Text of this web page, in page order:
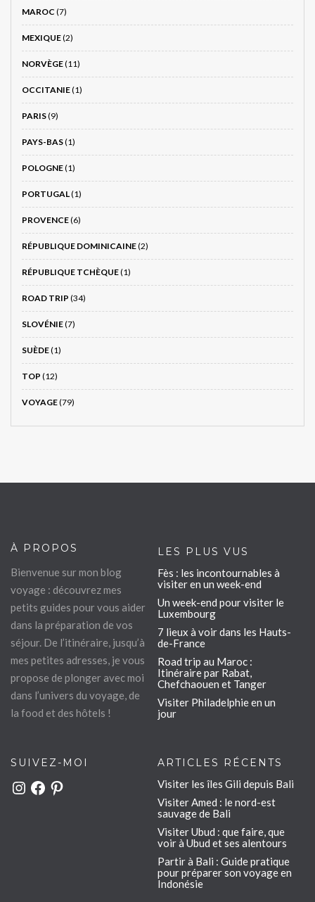
MAROC (7)
MEXIQUE(2)
NORVÈGE(11)
OCCITANIE(1)
PARIS(9)
PAYS-BAS(1)
POLOGNE(1)
PORTUGAL(1)
PROVENCE(6)
RÉPUBLIQUE DOMINICAINE(2)
RÉPUBLIQUE TCHÈQUE(1)
ROAD TRIP (34)
SLOVÉNIE(7)
SUÈDE(1)
TOP (12)
VOYAGE(79)
À PROPOS
Bienvenue sur mon blog
voyage : découvrez mes
petits guides pour vous aider
dans la préparation de vos
séjour. De l’itinéraire, jusqu’à
mes petites adresses, je vous
propose de plonger avec moi
dans l’univers du voyage, de
la food et des hôtels !
LES PLUS VUS
Fès : les incontournables à
visiter en un week-end
Un week-end pour visiter le
Luxembourg
7 lieux à voir dans les Hauts-
de-France
Road trip au Maroc :
Itinéraire par Rabat,
Chefchaouen et Tanger
Visiter Philadelphie en un
jour
SUIVEZ-MOI
Instagram
FacebookPinterest
ARTICLES RÉCENTS
Visiter les îles Gili depuis Bali
Visiter Amed : le nord-est
sauvage de Bali
Visiter Ubud : que faire, que
voir à Ubud et ses alentours
Partir à Bali : Guide pratique
pour préparer son voyage en
Indonésie